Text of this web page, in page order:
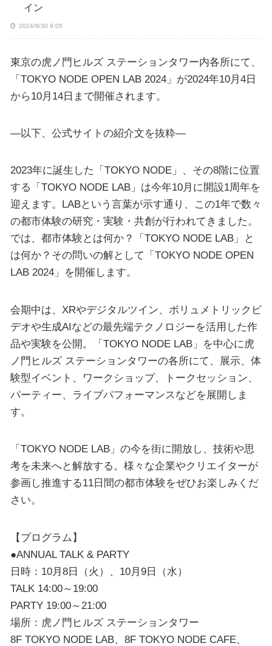
イン
2024/9/30 9:05
東京の虎ノ門ヒルズ ステーションタワー内各所にて、
「TOKYO NODE OPEN LAB 2024」が2024年10月4日
から10月14日まで開催されます。
—以下、公式サイトの紹介文を抜粋—
2023年に誕生した「TOKYO NODE」、その8階に位置
する「TOKYO NODE LAB」は今年10月に開設1周年を
迎えます。LABという言葉が示す通り、この1年で数々
の都市体験の研究・実験・共創が行われてきました。
では、都市体験とは何か？「TOKYO NODE LAB」と
は何か？その問いの解として「TOKYO NODE OPEN
LAB 2024」を開催します。
会期中は、XRやデジタルツイン、ボリュメトリックビ
デオや生成AIなどの最先端テクノロジーを活用した作
品や実験を公開。「TOKYO NODE LAB」を中心に虎
ノ門ヒルズ ステーションタワーの各所にて、展示、体
験型イベント、ワークショップ、トークセッション、
パーティー、ライブパフォーマンスなどを展開しま
す。
「TOKYO NODE LAB」の今を街に開放し、技術や思
考を未来へと解放する。様々な企業やクリエイターが
参画し推進する11日間の都市体験をぜひお楽しみくだ
さい。
【プログラム】
●ANNUAL TALK & PARTY
日時：10月8日（火）、10月9日（水）
TALK 14:00～19:00
PARTY 19:00～21:00
場所：虎ノ門ヒルズ ステーションタワー
8F TOKYO NODE LAB、8F TOKYO NODE CAFE、